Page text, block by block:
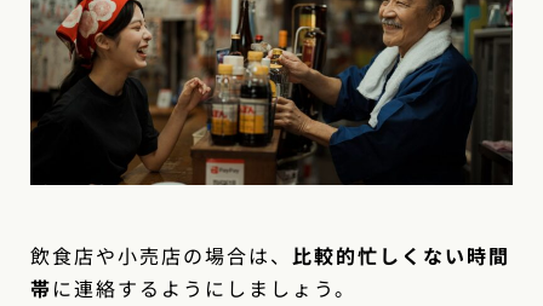
飲食店や小売店の場合は、 比較的忙しくない時間
帯に連絡するようにしましょう。